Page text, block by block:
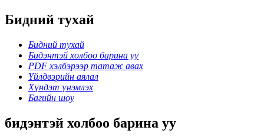
Бидний тухай
Бидний тухай
Бидэнтэй холбоо барина уу
PDF хэлбэрээр татаж авах
Үйлдвэрийн аялал
Хүндэт үнэмлэх
Багийн шоу
бидэнтэй холбоо барина уу